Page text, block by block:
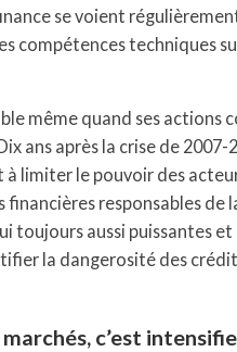
se voient
compétences techniques
même quand ses actions
ans après la crise de
à limiter le pouvoir des
responsables de
toujours aussi puissantes
la dangerosité des
c’est